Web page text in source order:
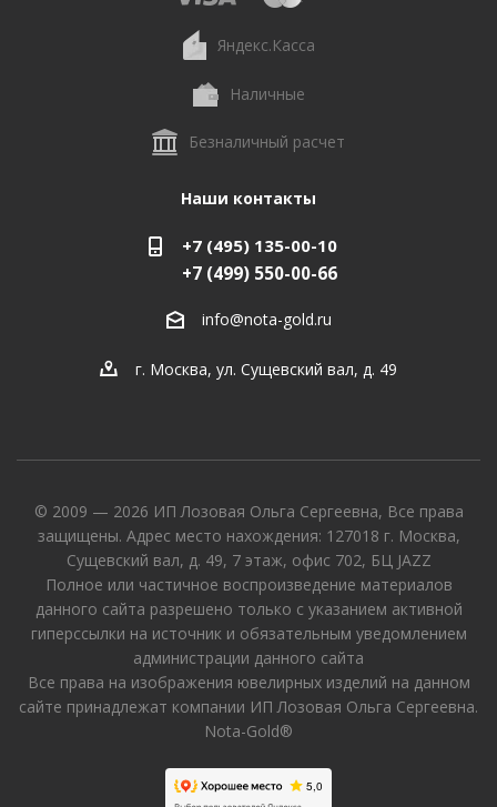
Яндекс.Касса
Наличные
Безналичный расчет
Наши контакты
+7 (495) 135-00-10
+7 (499) 550-00-66
info@nota-gold.ru
г. Москва, ул. Сущевский вал, д. 49
© 2009 — 2026 ИП Лозовая Ольга Сергеевна, Все права
защищены. Адрес место нахождения: 127018 г. Москва,
Сущевский вал, д. 49, 7 этаж, офис 702, БЦ JAZZ
Полное или частичное воспроизведение материалов
данного сайта разрешено только с указанием активной
гиперссылки на источник и обязательным уведомлением
администрации данного сайта
Все права на изображения ювелирных изделий на данном
сайте принадлежат компании ИП Лозовая Ольга Сергеевна.
Nota-Gold®